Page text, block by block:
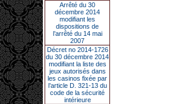
Arrêté du 30
décembre 2014
modifiant les
dispositions de
l’arrêté du 14 mai
2007
Décret no 2014-1726
du 30 décembre 2014
modifiant la liste des
jeux autorisés dans
les casinos fixée par
l’article D. 321-13 du
code de la sécurité
intérieure